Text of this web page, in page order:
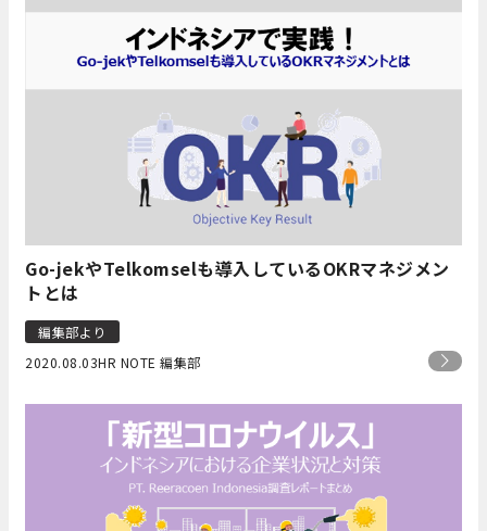
Go-jekやTelkomselも導入しているOKRマネジメン
トとは
編集部より
2020.08.03HR NOTE 編集部